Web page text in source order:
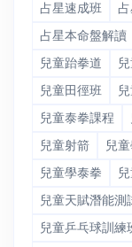
占星速成班
占星本命盤解讀
兒童跆拳道
兒童田徑班
兒童泰拳課程
兒童射箭
兒
兒童學泰拳
兒童天賦潛能測
兒童乒乓球訓練